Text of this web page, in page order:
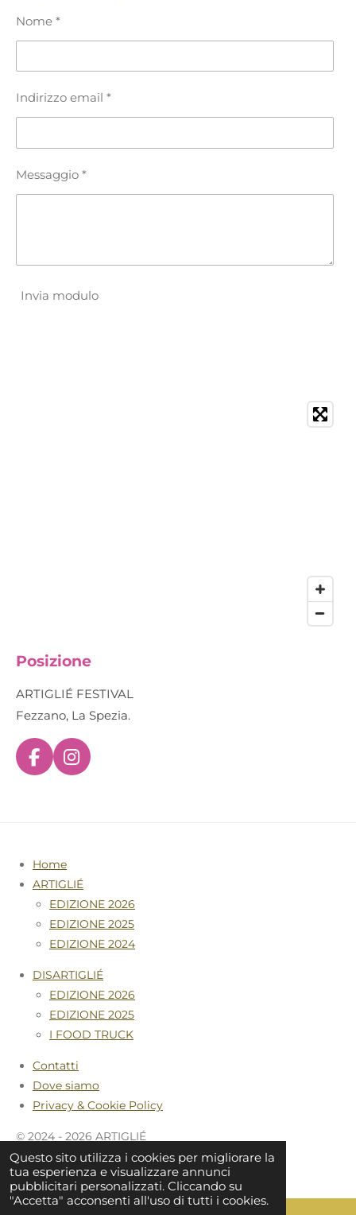
Questo sito utilizza i cookies per migliorare la
tua esperienza e visualizzare annunci
pubblicitari personalizzati. Cliccando su
"Accetta" acconsenti all'uso di tutti i cookies.
Nome *
Indirizzo email *
Messaggio *
Invia modulo
Posizione
ARTIGLIÉ FESTIVAL
Fezzano, La Spezia.
F
a
o
k
I
n
a
m
Home
ARTIGLIÉ
EDIZIONE 2026
EDIZIONE 2025
EDIZIONE 2024
DISARTIGLIÉ
EDIZIONE 2026
EDIZIONE 2025
I FOOD TRUCK
Contatti
Dove siamo
Privacy & Cookie Policy
© 2024 - 2026 ARTIGLIÉ
Fornito daWebador